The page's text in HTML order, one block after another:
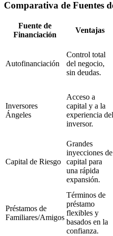
Comparativa de Fuentes
Fuente de
Financiación
Ventajas
Autofinanciación
Control total
del negocio,
sin deudas.
Inversores
Ángeles
Acceso a
capital y a la
experiencia del
inversor.
Capital de Riesgo
Grandes
inyecciones de
capital para
una rápida
expansión.
Préstamos de
Familiares/Amigos
Términos de
préstamo
flexibles y
basados en la
confianza.